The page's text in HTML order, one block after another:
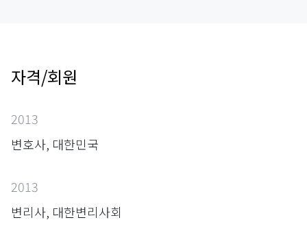
자격/회원
2013
변호사, 대한민국
2013
변리사, 대한변리사회